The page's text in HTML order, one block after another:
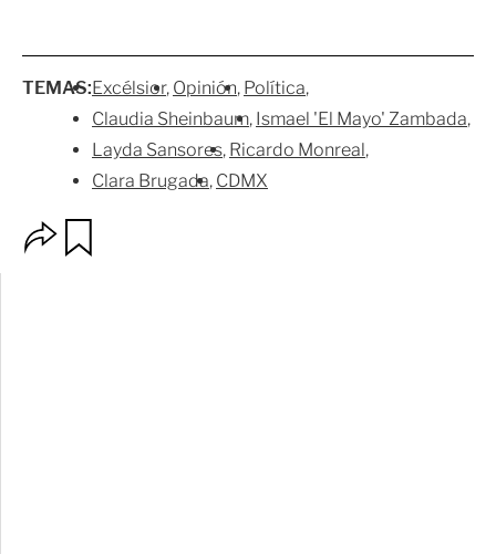
TEMAS:Excélsior Opinión Política
Claudia Sheinbaum Ismael 'El Mayo' Zambada
Layda Sansores Ricardo Monreal
Clara Brugada CDMX
p